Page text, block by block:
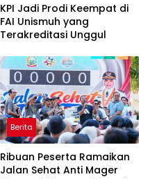
KPI Jadi Prodi Keempat di
FAI Unismuh yang
Terakreditasi Unggul
Berita
Ribuan Peserta Ramaikan
Jalan Sehat Anti Mager